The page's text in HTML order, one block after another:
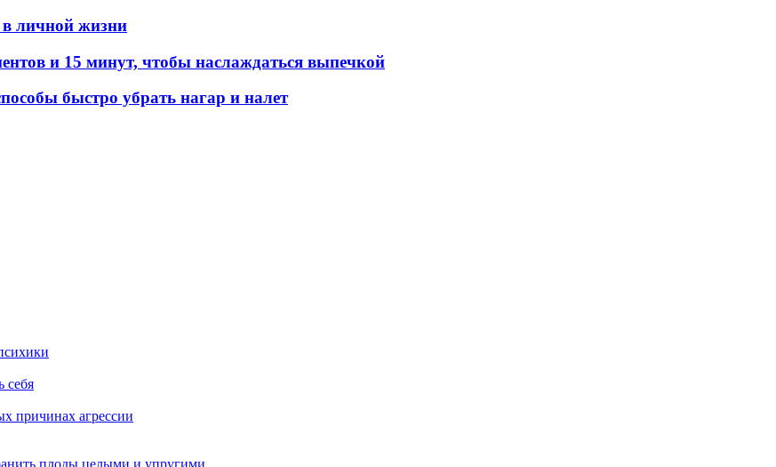
в личной жизни
и 15 минут, чтобы наслаждаться выпечкой
быстро убрать нагар и налет
себя
причинах агрессии
плоды целыми и упругими